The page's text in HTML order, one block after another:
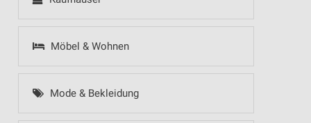
Möbel & Wohnen
Mode & Bekleidung